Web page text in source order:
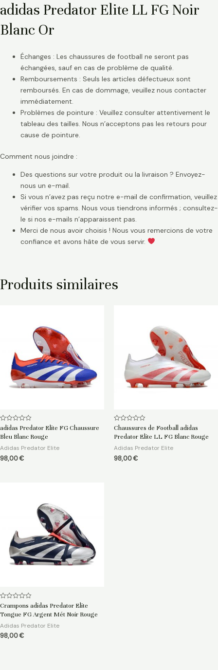
adidas Predator Elite LL FG Noir
Blanc Or
Échanges : Les chaussures de football ne seront pas
échangées, sauf en cas de problème de qualité.
Remboursements : Seuls les articles défectueux sont
remboursés. En cas de dommage, veuillez nous contacter
immédiatement.
Problèmes de pointure : Veuillez consulter attentivement le
tableau des tailles. Nous n’acceptons pas les retours pour
cause de pointure.
Comment nous joindre :
Des questions sur votre produit ou la livraison ? Envoyez-
nous un e-mail.
Si vous n’avez pas reçu notre e-mail de confirmation, veuillez
vérifier vos spams. Nous vous tiendrons informés ; consultez-
le si nos e-mails n’apparaissent pas.
Merci de nous avoir choisis ! Nous vous remercions de votre
confiance et avons hâte de vous servir.
Produits similaires
Note
sur
adidas Predator Elite FG Chaussure
Bleu Blanc Rouge
Adidas Predator Elite
98,00€
Note
sur
Chaussures de Football adidas
Predator Elite LL FG Blanc Rouge
Adidas Predator Elite
98,00€
Note
sur
Crampons adidas Predator Elite
Tongue FG Argent Mét Noir Rouge
Adidas Predator Elite
98,00€